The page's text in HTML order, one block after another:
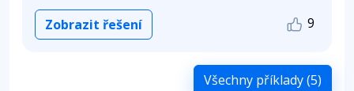
Zobrazit řešení 9
Všechny příklady (5)